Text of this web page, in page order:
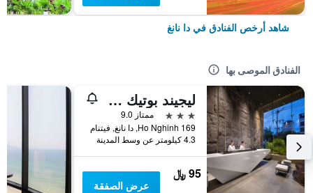
شاهد أرخص الفنادق في دا نانغ
الفنادق الموصى بها
ليجيند بوتيك هوتل
3 نجوم
ممتاز 9.0
169 Ho Nghinh, دا نانغ, فيتنام
4.3 كيلومتر عن وسط المدينة
95 ﷼
عرض الصفقة